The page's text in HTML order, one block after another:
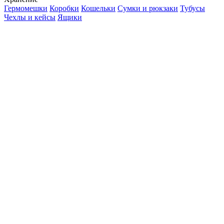
Гермомешки Коробки Кошельки Сумки и рюкзаки Тубусы
Чехлы и кейсы Ящики